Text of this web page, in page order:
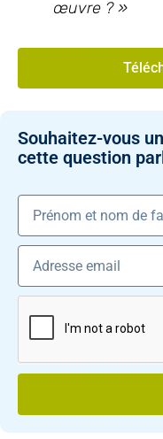
œuvre ? »
Souhaitez-vous
cette question